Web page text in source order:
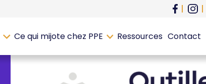
Ce qui mijote chez PPE Ressources Contact